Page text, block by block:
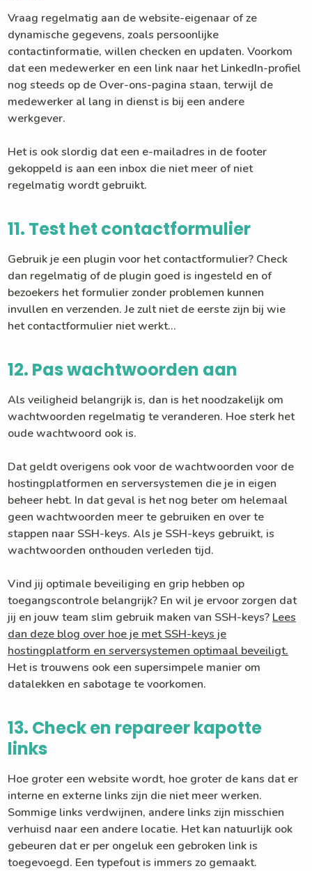
Vraag regelmatig aan de website-eigenaar of ze
dynamische gegevens, zoals persoonlijke
contactinformatie, willen checken en updaten. Voorkom
dat een medewerker en een link naar het LinkedIn-profiel
nog steeds op de Over-ons-pagina staan, terwijl de
medewerker al lang in dienst is bij een andere
werkgever.
Het is ook slordig dat een e-mailadres in de footer
gekoppeld is aan een inbox die niet meer of niet
regelmatig wordt gebruikt.
11. Test het contactformulier
Gebruik je een plugin voor het contactformulier? Check
dan regelmatig of de plugin goed is ingesteld en of
bezoekers het formulier zonder problemen kunnen
invullen en verzenden. Je zult niet de eerste zijn bij wie
het contactformulier niet werkt…
12. Pas wachtwoorden aan
Als veiligheid belangrijk is, dan is het noodzakelijk om
wachtwoorden regelmatig te veranderen. Hoe sterk het
oude wachtwoord ook is.
Dat geldt overigens ook voor de wachtwoorden voor de
hostingplatformen en serversystemen die je in eigen
beheer hebt. In dat geval is het nog beter om helemaal
geen wachtwoorden meer te gebruiken en over te
stappen naar SSH-keys. Als je SSH-keys gebruikt, is
wachtwoorden onthouden verleden tijd.
Vind jij optimale beveiliging en grip hebben op
toegangscontrole belangrijk? En wil je ervoor zorgen dat
jij en jouw team slim gebruik maken van SSH-keys? Lees
dan deze blog over hoe je met SSH-keys je
hostingplatform en serversystemen optimaal beveiligt.
Het is trouwens ook een supersimpele manier om
datalekken en sabotage te voorkomen.
13. Check en repareer kapotte
links
Hoe groter een website wordt, hoe groter de kans dat er
interne en externe links zijn die niet meer werken.
Sommige links verdwijnen, andere links zijn misschien
verhuisd naar een andere locatie. Het kan natuurlijk ook
gebeuren dat er per ongeluk een gebroken link is
toegevoegd. Een typefout is immers zo gemaakt.